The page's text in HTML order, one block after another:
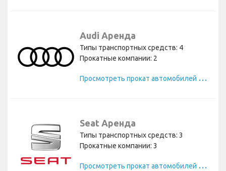
Audi Аренда
Типы транспортных средств: 4
Прокатные компании: 2
П
росмотреть прокат автомобилей Audi
Seat Аренда
Типы транспортных средств: 3
Прокатные компании: 3
П
росмотреть прокат автомобилей Seat